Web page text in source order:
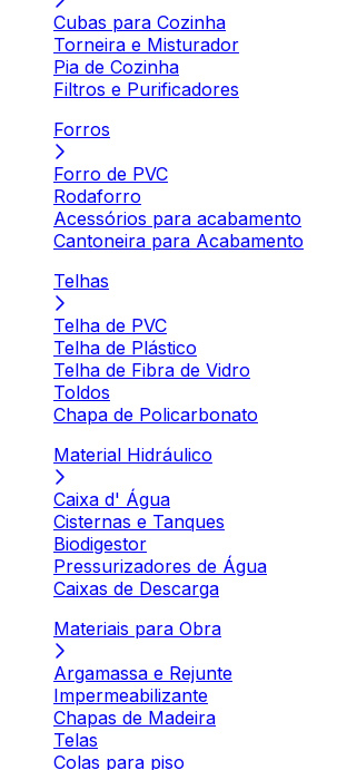
Cubas para Cozinha
Torneira e Misturador
Pia de Cozinha
Filtros e Purificadores
Forros
Forro de PVC
Rodaforro
Acessórios para acabamento
Cantoneira para Acabamento
Telhas
Telha de PVC
Telha de Plástico
Telha de Fibra de Vidro
Toldos
Chapa de Policarbonato
Material Hidráulico
Caixa d' Água
Cisternas e Tanques
Biodigestor
Pressurizadores de Água
Caixas de Descarga
Materiais para Obra
Argamassa e Rejunte
Impermeabilizante
Chapas de Madeira
Telas
Colas para piso